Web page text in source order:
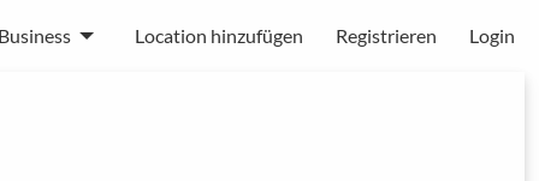
Business Location hinzufügen Registrieren Login